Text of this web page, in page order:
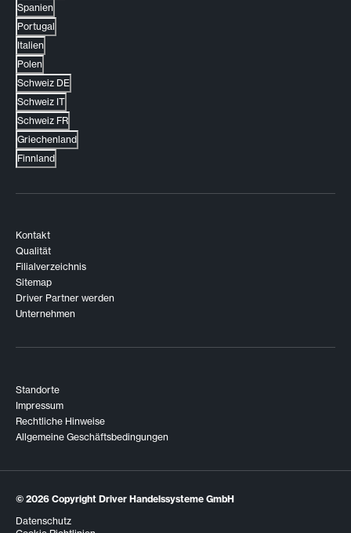
Spanien
Portugal
Italien
Polen
Schweiz DE
Schweiz IT
Schweiz FR
Griechenland
Finnland
Kontakt
Qualität
Filialverzeichnis
Sitemap
Driver Partner werden
Unternehmen
Standorte
Impressum
Rechtliche Hinweise
Allgemeine Geschäftsbedingungen
© 2026 Copyright Driver Handelssysteme GmbH
Datenschutz